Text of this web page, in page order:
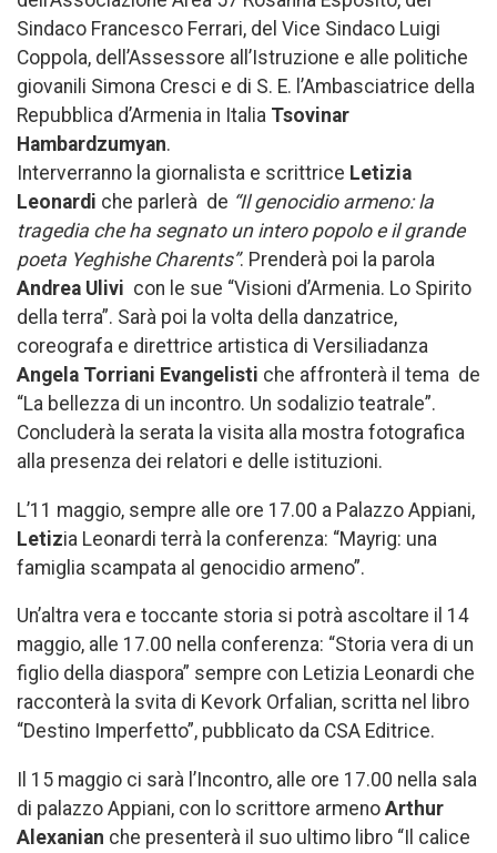
Sindaco Francesco Ferrari, del Vice Sindaco Luigi
Coppola, dell’Assessore all’Istruzione e alle politiche
giovanili Simona Cresci e di S. E. l’Ambasciatrice della
Repubblica d’Armenia in Italia Tsovinar
Hambardzumyan.
Interverranno la giornalista e scrittrice Letizia
Leonardi che parlerà de “Il genocidio armeno: la
tragedia che ha segnato un intero popolo e il grande
poeta Yeghishe Charents”. Prenderà poi la parola
Andrea Ulivi con le sue “Visioni d’Armenia. Lo Spirito
della terra”. Sarà poi la volta della danzatrice,
coreografa e direttrice artistica di Versiliadanza
Angela Torriani Evangelisti che affronterà il tema de
“La bellezza di un incontro. Un sodalizio teatrale”.
Concluderà la serata la visita alla mostra fotografica
alla presenza dei relatori e delle istituzioni.
L’11 maggio, sempre alle ore 17.00 a Palazzo Appiani,
Letizia Leonardi terrà la conferenza: “Mayrig: una
famiglia scampata al genocidio armeno”.
Un’altra vera e toccante storia si potrà ascoltare il 14
maggio, alle 17.00 nella conferenza: “Storia vera di un
figlio della diaspora” sempre con Letizia Leonardi che
racconterà la svita di Kevork Orfalian, scritta nel libro
“Destino Imperfetto”, pubblicato da CSA Editrice.
Il 15 maggio ci sarà l’Incontro, alle ore 17.00 nella sala
di palazzo Appiani, con lo scrittore armeno Arthur
Alexanian che presenterà il suo ultimo libro “Il calice